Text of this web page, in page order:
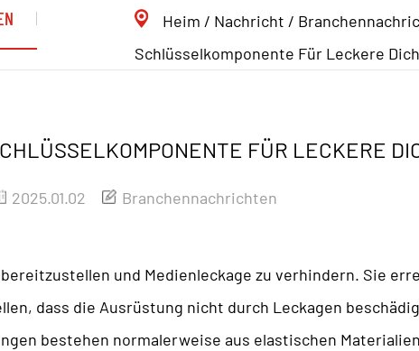
Heim / Nachricht /
Schlüsselkomponente Für Leckere
FÜR LECKERE
2025.01.02 Branchennachrichten
und Medienleckage zu verhindern. Sie
dass die Ausrüstung nicht durch Leckagen
bestehen normalerweise aus elastischen